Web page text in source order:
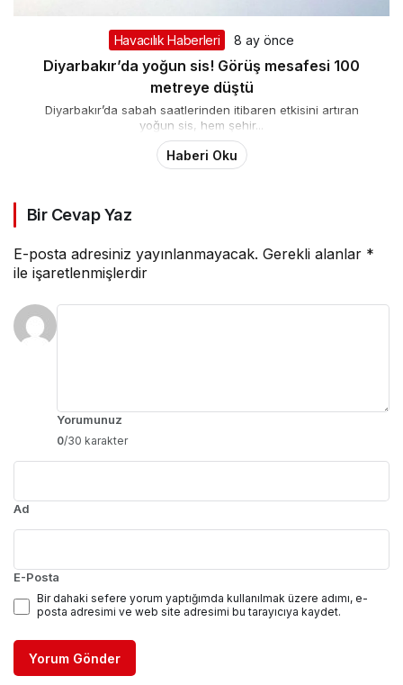
Havacılık Haberleri 8 ay önce
Diyarbakır’da yoğun sis! Görüş mesafesi 100
metreye düştü
Diyarbakır’da sabah saatlerinden itibaren etkisini artıran
yoğun sis, hem şehir...
Haberi Oku
Bir Cevap Yaz
E-posta adresiniz yayınlanmayacak. Gerekli alanlar *
ile işaretlenmişlerdir
Yorumunuz
0/30 karakter
Ad
E-Posta
Bir dahaki sefere yorum yaptığımda kullanılmak üzere adımı, e-
posta adresimi ve web site adresimi bu tarayıcıya kaydet.
Yorum Gönder